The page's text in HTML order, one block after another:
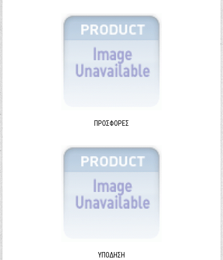
ΠΡΟΣΦΟΡΈΣ
ΥΠΌΔΗΣΗ